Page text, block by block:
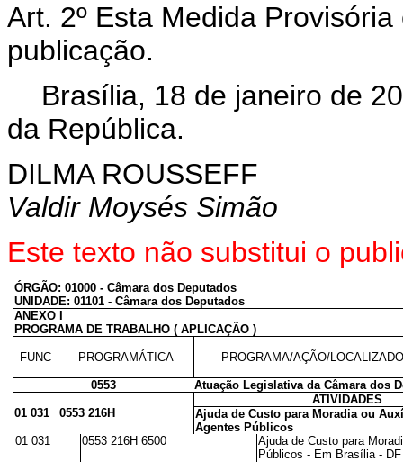
Art. 2º Esta Medida
publicação.
Brasília, 18 de janeiro de
da República.
DILMA ROUSSEFF
Valdir Moysés Simão
Este texto não substitui o
ÓRGÃO: 01000 - Câmara dos Deputados
UNIDADE: 01101 - Câmara dos Deputados
ANEXO I
PROGRAMA DE TRABALHO ( APLICAÇÃO )
FUNC PROGRAMÁTICA PROGRAMA/AÇÃO/
0553
Atuação Legislativa da Câmara dos
ATIVIDADES
01 031
0553 216H
Ajuda de Custo para Moradia ou
Agentes Públicos
01 031
0553 216H 6500
Ajuda de Custo para
Públicos - Em Brasília -